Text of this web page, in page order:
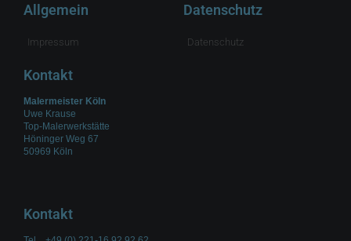
Allgemein
Impressum
Datenschutz
Datenschutz
Kontakt
Malermeister Köln
Uwe Krause
Top-Malerwerkstätte
Höninger Weg 67
50969 Köln
Kontakt